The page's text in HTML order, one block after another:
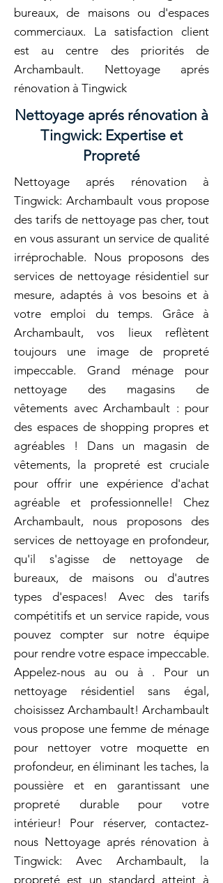
bureaux, de maisons ou d'espaces
commerciaux. La satisfaction client
est au centre des priorités de
Archambault. Nettoyage aprés
rénovation à Tingwick
Nettoyage aprés rénovation à
Tingwick: Expertise et
Propreté
Nettoyage aprés rénovation à
Tingwick: Archambault vous propose
des tarifs de nettoyage pas cher, tout
en vous assurant un service de qualité
irréprochable. Nous proposons des
services de nettoyage résidentiel sur
mesure, adaptés à vos besoins et à
votre emploi du temps. Grâce à
Archambault, vos lieux reflètent
toujours une image de propreté
impeccable. Grand ménage pour
nettoyage des magasins de
vêtements avec Archambault : pour
des espaces de shopping propres et
agréables ! Dans un magasin de
vêtements, la propreté est cruciale
pour offrir une expérience d'achat
agréable et professionnelle! Chez
Archambault, nous proposons des
services de nettoyage en profondeur,
qu'il s'agisse de nettoyage de
bureaux, de maisons ou d'autres
types d'espaces! Avec des tarifs
compétitifs et un service rapide, vous
pouvez compter sur notre équipe
pour rendre votre espace impeccable.
Appelez-nous au ou à . Pour un
nettoyage résidentiel sans égal,
choisissez Archambault! Archambault
vous propose une femme de ménage
pour nettoyer votre moquette en
profondeur, en éliminant les taches, la
poussière et en garantissant une
propreté durable pour votre
intérieur! Pour réserver, contactez-
nous Nettoyage aprés rénovation à
Tingwick: Avec Archambault, la
propreté est un standard atteint à